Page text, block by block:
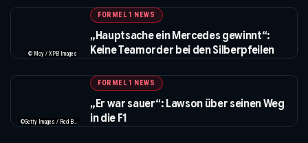
© Moy / XPB Images
FORMEL 1 NEWS
„Hauptsache ein Mercedes gewinnt“:
Keine Teamorder bei den Silberpfeilen
©Getty Images / Red Bull / XPB Images
FORMEL 1 NEWS
„Er war sauer“: Lawson über seinen Weg
in die F1